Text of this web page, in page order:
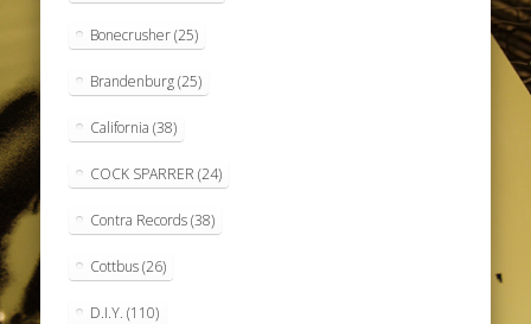
Bonecrusher(25)
Brandenburg(25)
California (38)
COCK SPARRER (24)
Contra Records(38)
Cottbus(26)
D.I.Y. (110)